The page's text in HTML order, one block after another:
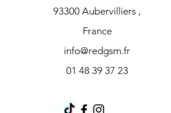
93300 Aubervilliers ,
France
info@redgsm.fr
01 48 39 37 23